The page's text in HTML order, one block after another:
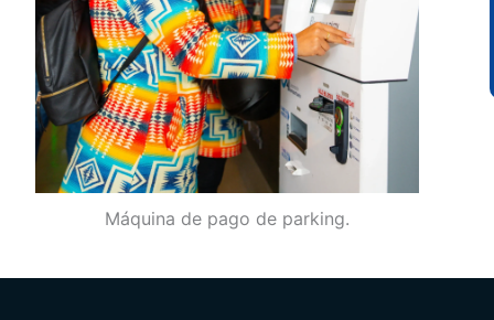
Máquina de pago de parking.